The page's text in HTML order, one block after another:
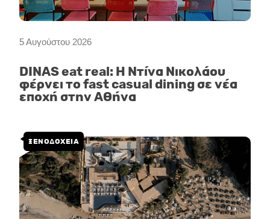
5 Αυγούστου 2026
DINAS eat real: Η Ντίνα Νικολάου
φέρνει το fast casual dining σε νέα
εποχή στην Αθήνα
ΞΕΝΟΔΟΧΕΙΑ